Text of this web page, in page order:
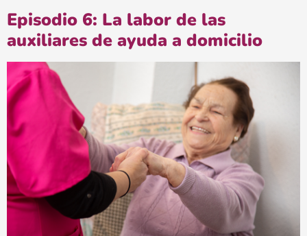
Episodio 6: La labor de las
auxiliares de ayuda a domicilio